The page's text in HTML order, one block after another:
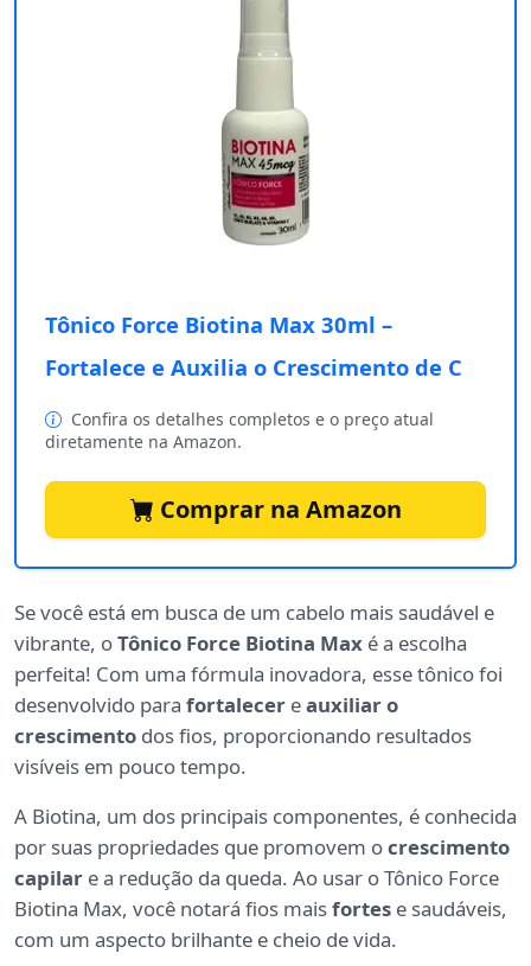
Tônico Force Biotina Max 30ml –
Fortalece e Auxilia o Crescimento de C
Confira os detalhes completos e o preço atual
diretamente na Amazon.
Comprar na Amazon
Se você está em busca de um cabelo mais saudável e
vibrante, oTônico Force Biotina Max é a escolha
perfeita! Com uma fórmula inovadora, esse tônico foi
desenvolvido para fortalecer eauxiliar o
crescimento dos fios, proporcionando resultados
visíveis em pouco tempo.
A Biotina, um dos principais componentes, é conhecida
por suas propriedades que promovem ocrescimento
capilar e a redução da queda. Ao usar o Tônico Force
Biotina Max, você notará fios maisfortes e saudáveis,
com um aspecto brilhante e cheio de vida.